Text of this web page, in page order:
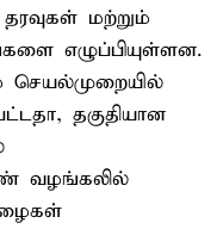
மற்றும்
எழுப்பியுள்ளன.
செயல்முறையில்
தகுதியான
வழங்கலில்